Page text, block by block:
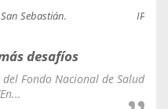
Sebastián.
desafíos
Fondo Nacional de Salud